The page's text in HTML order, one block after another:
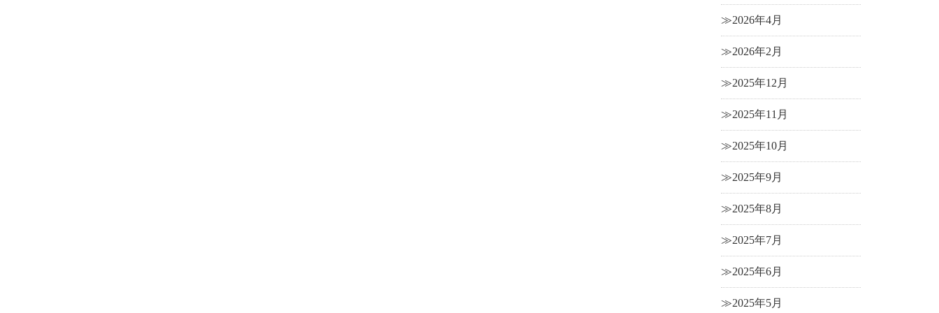
2026年4月
2026年2月
2025年12月
2025年11月
2025年10月
2025年9月
2025年8月
2025年7月
2025年6月
2025年5月